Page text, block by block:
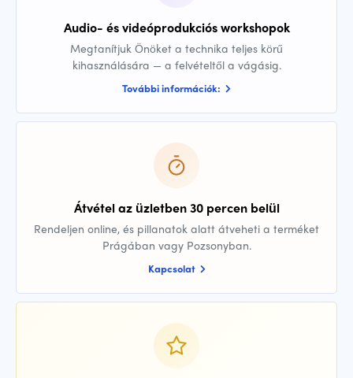
Audio- és videóprodukciós workshopok
Megtanítjuk Önöket a technika teljes körű
kihasználására — a felvételtől a vágásig.
További információk:
Átvétel az üzletben 30 percen belül
Rendeljen online, és pillanatok alatt átveheti a terméket
Prágában vagy Pozsonyban.
Kapcsolat